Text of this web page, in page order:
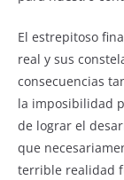
El estrepitoso
real y sus
consecuencias
la imposibilidad
de lograr el
que
terrible realidad